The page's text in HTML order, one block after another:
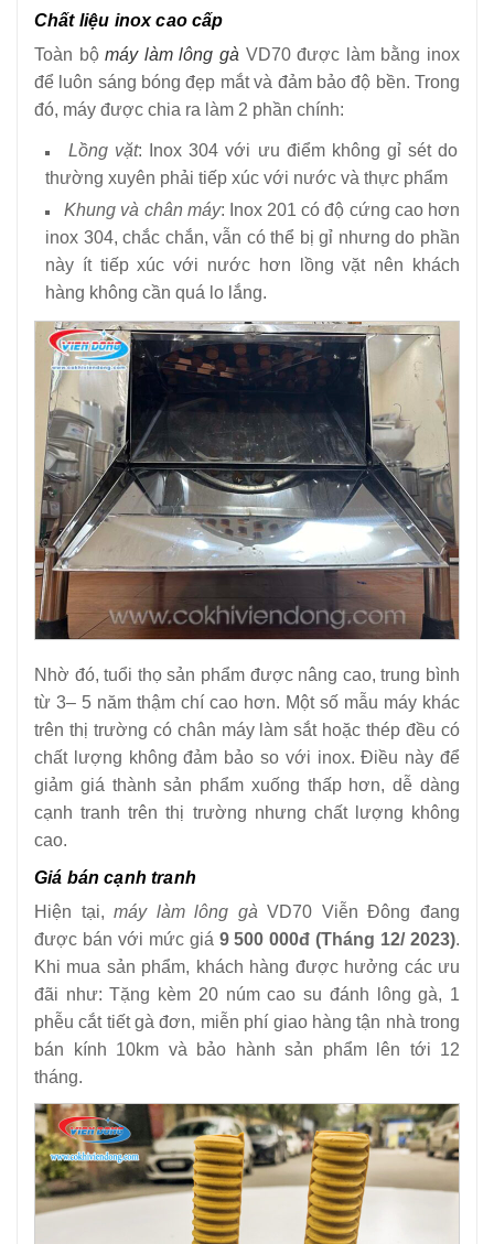
Chất liệu inox cao cấp
Toàn bộmáy làm lông gà VD70 được làm bằng inox
để luôn sáng bóng đẹp mắt và đảm bảo độ bền. Trong
đó, máy được chia ra làm 2 phần chính:
Lồng vặt: Inox 304 với ưu điểm không gỉ sét do
thường xuyên phải tiếp xúc với nước và thực phẩm
Khung và chân máy: Inox 201 có độ cứng cao hơn
inox 304, chắc chắn, vẫn có thể bị gỉ nhưng do phần
này ít tiếp xúc với nước hơn lồng vặt nên khách
hàng không cần quá lo lắng.
Nhờ đó, tuổi thọ sản phẩm được nâng cao, trung bình
từ 3– 5 năm thậm chí cao hơn. Một số mẫu máy khác
trên thị trường có chân máy làm sắt hoặc thép đều có
chất lượng không đảm bảo so với inox. Điều này để
giảm giá thành sản phẩm xuống thấp hơn, dễ dàng
cạnh tranh trên thị trường nhưng chất lượng không
cao.
Giá bán cạnh tranh
Hiện tại,máy làm lông gà VD70 Viễn Đông đang
được bán với mức giá 9 500 000đ (Tháng 12/ 2023).
Khi mua sản phẩm, khách hàng được hưởng các ưu
đãi như: Tặng kèm 20 núm cao su đánh lông gà, 1
phễu cắt tiết gà đơn, miễn phí giao hàng tận nhà trong
bán kính 10km và bảo hành sản phẩm lên tới 12
tháng.